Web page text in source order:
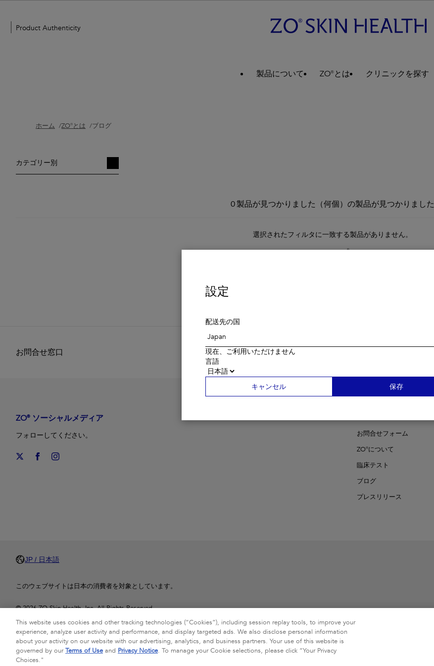
Product Authenticity
製品について ZO®とは クリニックを探す
ホーム ZO®とは ブログ
カテゴリー別
0 製品が見つかりました（何個）の製品が見つかりました
選択されたフィルタに一致する製品がありません。
®
お問合せ窓口
ZO® ソーシャルメディア
フォローしてください。
お問合せフォーム
ZO®について
臨床テスト
ブログ
プレスリリース
JP / 日本語
© 2026 ZO Skin Health, Inc. All Rights Reserved.
ZO®、ZO Skin Health®および関連するすべての商標・ロゴは、ZO Skin Health, Inc.の商標です。
このウェブサイトは日本の消費者を対象としています。
プライバシーポリシー Your Privacy Choices 利用規約
設定
配送先の国
現在、ご利用いただけません
言語
キャンセル 保存
This website uses cookies and other tracking technologies (“Cookies”), including session replay tools, to improve your
experience, analyze user activity and performance, and display targeted ads. We also disclose personal information
about your activity on our website with our advertising, analytics, and business partners. Your use of this website is
governed by ourTerms of Useand Privacy Notice. To manage your Cookie selections, please click “Your Privacy
Choices."